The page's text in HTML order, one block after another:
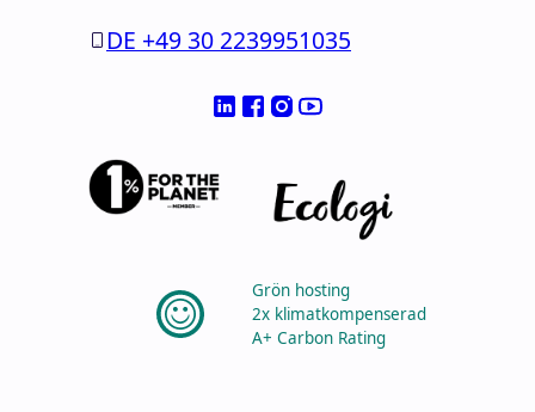
DE +49 30 2239951035
Grön hosting
2x klimatkompenserad
A+ Carbon Rating